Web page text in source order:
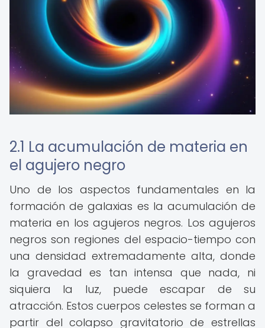
2.1 La acumulación de materia en
el agujero negro
Uno de los aspectos fundamentales en la
formación de galaxias es la acumulación de
materia en los agujeros negros. Los agujeros
negros son regiones del espacio-tiempo con
una densidad extremadamente alta, donde
la gravedad es tan intensa que nada, ni
siquiera la luz, puede escapar de su
atracción. Estos cuerpos celestes se forman a
partir del colapso gravitatorio de estrellas